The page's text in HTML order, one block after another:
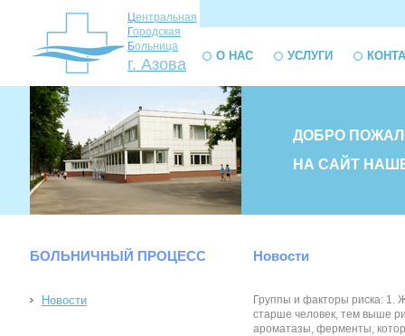
Центральная
Городская
Больница
г. Азова О НАС УСЛУГИ
ДОБРО
НА САЙТ
БОЛЬНИЧНЫЙ ПРОЦЕСС
Новости
Новости
Группы и факторы риска: 1.
старше человек, тем выше
ароматазы, ферменты,